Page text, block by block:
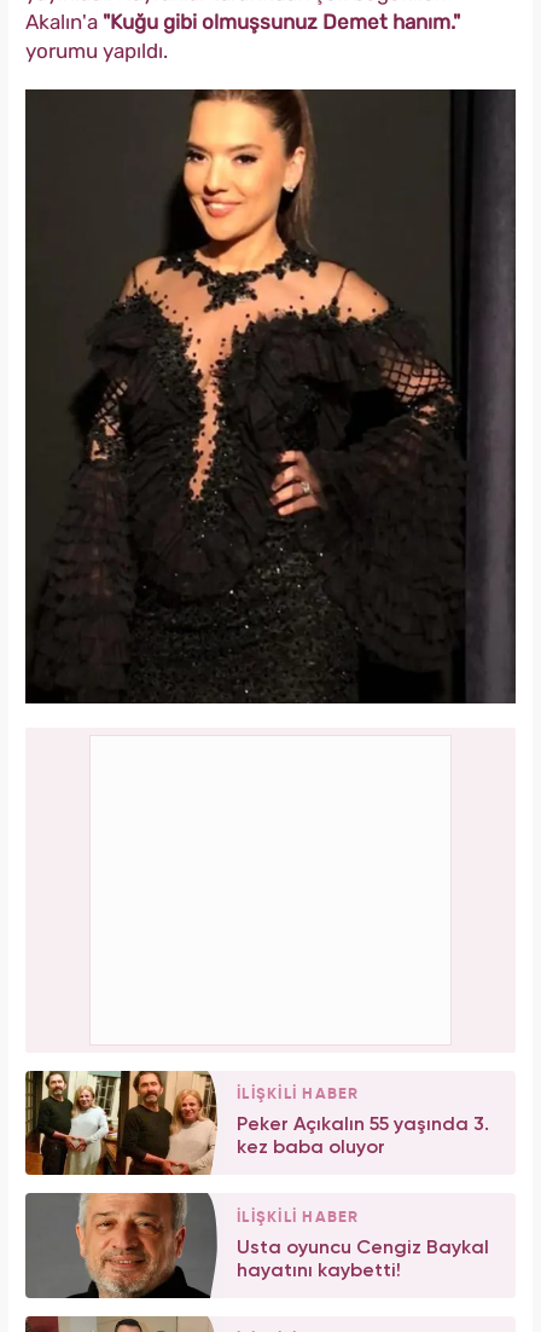
Akalın'a "Kuğu gibi olmuşsunuz Demet hanım."
yorumu yapıldı.
İLİŞKİLİ HABER
Peker Açıkalın 55 yaşında 3.
kez baba oluyor
İLİŞKİLİ HABER
Usta oyuncu Cengiz Baykal
hayatını kaybetti!